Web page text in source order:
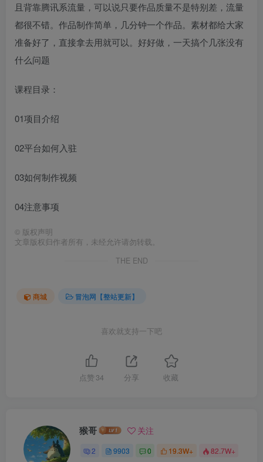
且背靠腾讯系流量，可以说只要作品质量不是特别差，流量
都很不错。作品制作简单，几分钟一个作品。素材都给大家
准备好了，直接拿去用就可以。好好做，一天搞个几张没有
什么问题
课程目录：
01项目介绍
02平台如何入驻
03如何制作视频
04注意事项
© 版权声明
文章版权归作者所有，未经允许请勿转载。
THE END
商城 冒泡网【整站更新】
喜欢就支持一下吧
点赞 34 分享 收藏
猴哥 关注
2 9903 0 19.3W+ 82.7W+